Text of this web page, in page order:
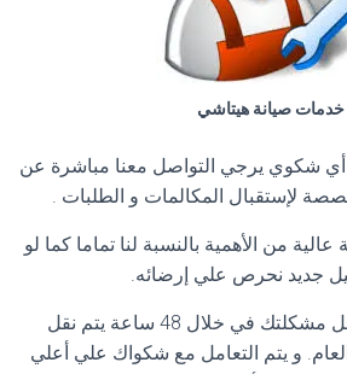
خدمات صيانة هيتاشي
شكوي يرجي التواصل معنا مباشرة عن
لإستقبال المكالمات و الطلبات .
من الأهمية بالنسبة لنا تماما كما لو
جديد نحرص علي إرضائه.
و في حاله لم يتم حل مشكلتك في خلال 48 ساعة يتم نقل
و يتم التعامل مع شكواك علي أعلي